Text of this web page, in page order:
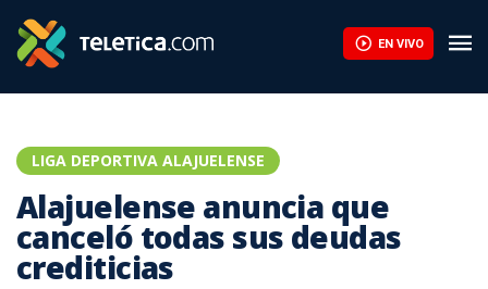
EN VIVO
LIGA DEPORTIVA ALAJUELENSE
Alajuelense anuncia que
canceló todas sus deudas
crediticias